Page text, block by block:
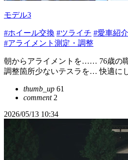
モデル3
#ホイール交換 #ツライチ #愛車紹介
#アライメント測定・調整
朝からアライメントを…… 76歳の
調整箇所少ないテスラを… 快適に
thumb_up 61
comment2
2026/05/13 10:34